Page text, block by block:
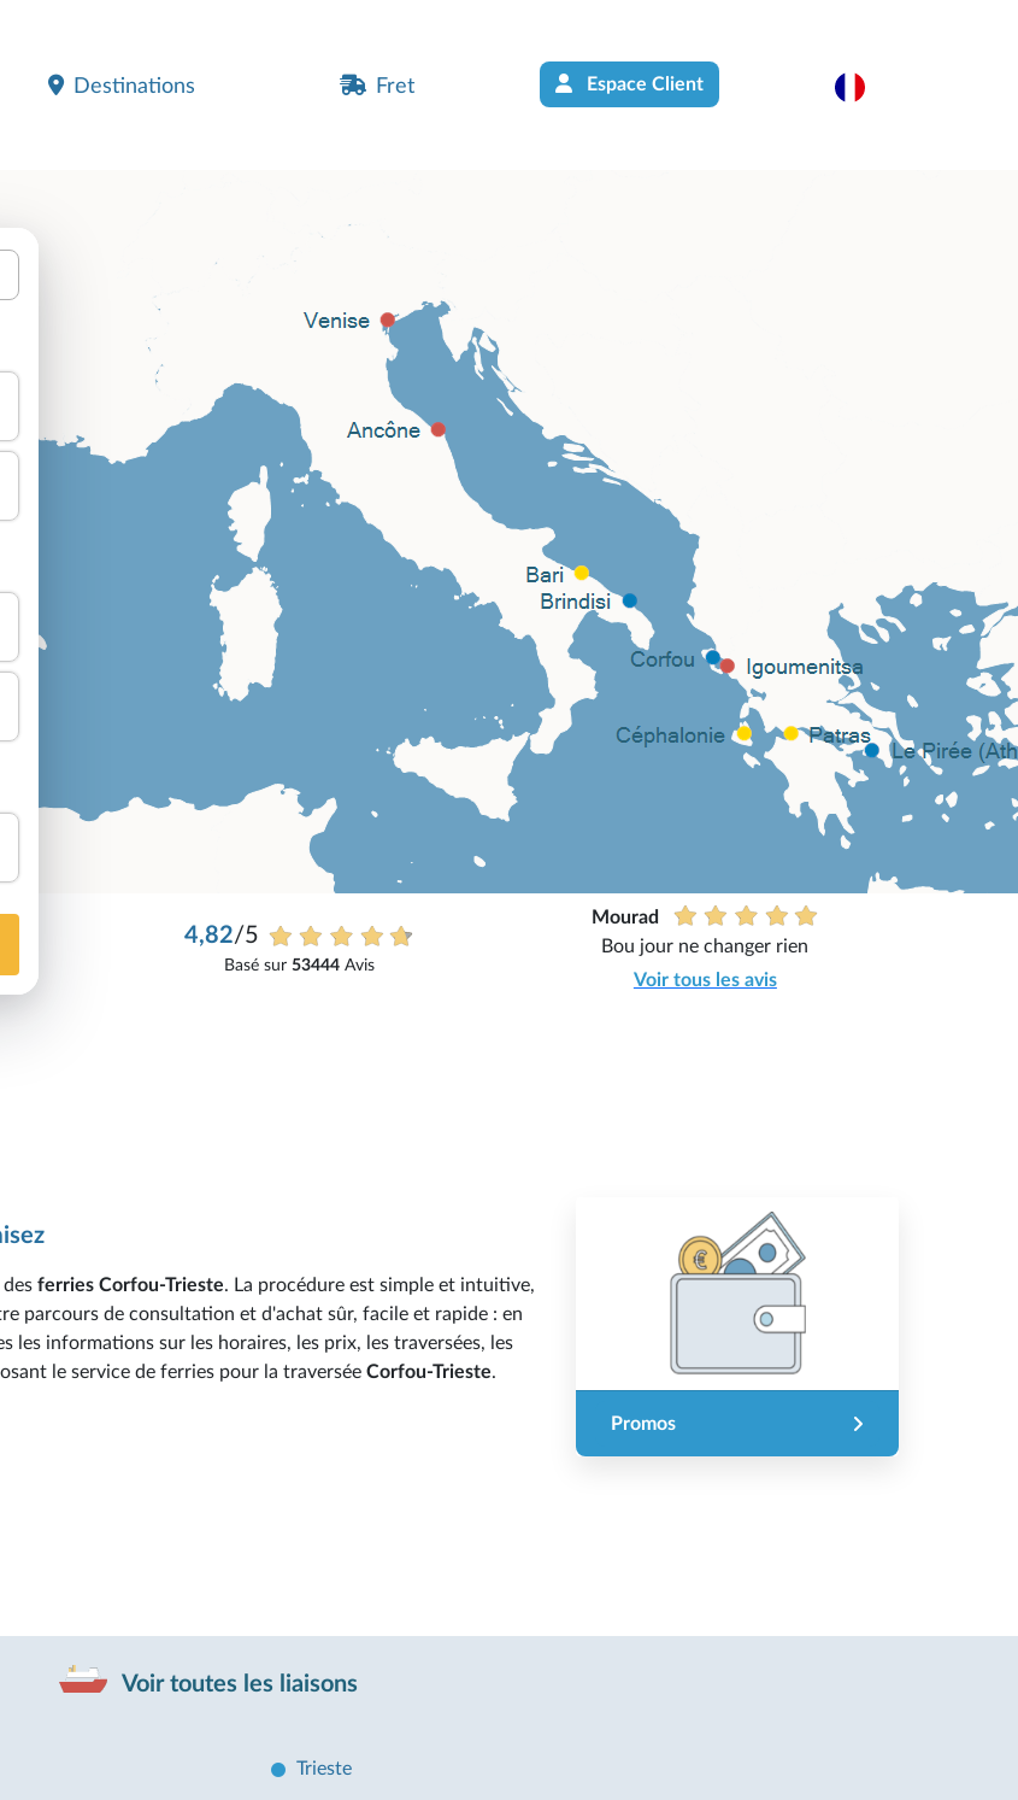
Destinations Fret Espace Client
4,82/5
Basé sur 53444Avis
Mourad
Bou jour ne changer rien
Voir tous les avis
ferries Corfou-Trieste. La procédure est simple et intuitive,
parcours de consultation et d'achat sûr, facile et rapide : en
les informations sur les horaires, les prix, les traversées, les
le service de ferries pour la traversée Corfou-Trieste.
Promos
Voir toutes les liaisons
Trieste